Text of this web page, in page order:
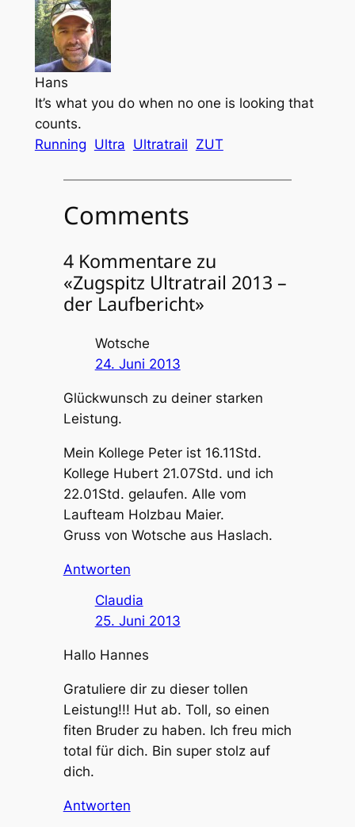
Hans
It’s what you do when no one is looking that
counts.
Running Ultra Ultratrail ZUT
Comments
4 Kommentare zu
«Zugspitz Ultratrail 2013 –
der Laufbericht»
Wotsche
24. Juni 2013
Glückwunsch zu deiner starken
Leistung.
Mein Kollege Peter ist 16.11Std.
Kollege Hubert 21.07Std. und ich
22.01Std. gelaufen. Alle vom
Laufteam Holzbau Maier.
Gruss von Wotsche aus Haslach.
Antworten
Claudia
25. Juni 2013
Hallo Hannes
Gratuliere dir zu dieser tollen
Leistung!!! Hut ab. Toll, so einen
fiten Bruder zu haben. Ich freu mich
total für dich. Bin super stolz auf
dich.
Antworten